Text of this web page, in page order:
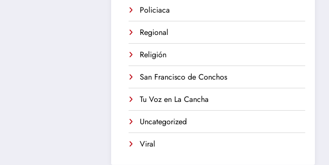
Policiaca
Regional
Religión
San Francisco de Conchos
Tu Voz en La Cancha
Uncategorized
Viral